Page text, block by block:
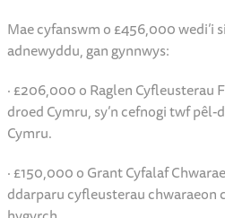
Er mwyn sicrhau’r buddsoddiad
tu allan i oriau ysgol, a
a gymeradwywyd gan FA Cymru/
adnewyddu, gan gynnwys: